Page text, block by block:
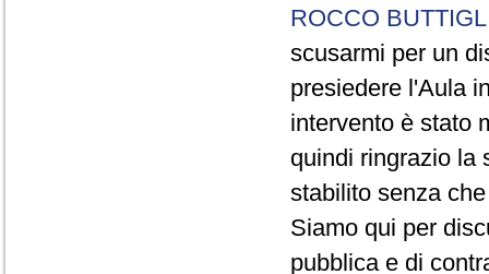
ROCCO
scusarmi per un
presiedere l'Aula
intervento è stato
quindi ringrazio la
stabilito senza
Siamo qui per
pubblica e di